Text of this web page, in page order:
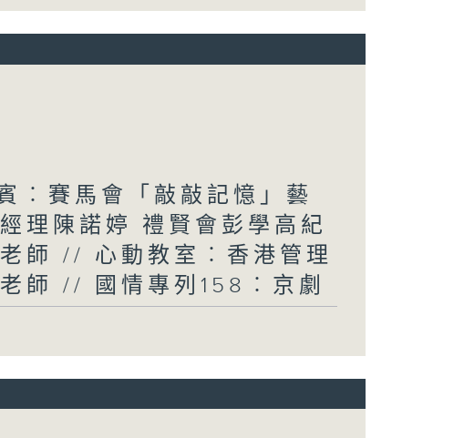
︰賽馬會「敲敲記憶」藝
理陳諾婷 禮賢會彭學高紀
師 // 心動教室︰香港管理
師 // 國情專列158︰京劇